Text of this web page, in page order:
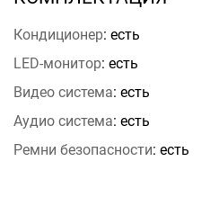
Кондиционер: есть
LED-монитор: есть
Видео система: есть
Аудио система: есть
Ремни безопасности: есть